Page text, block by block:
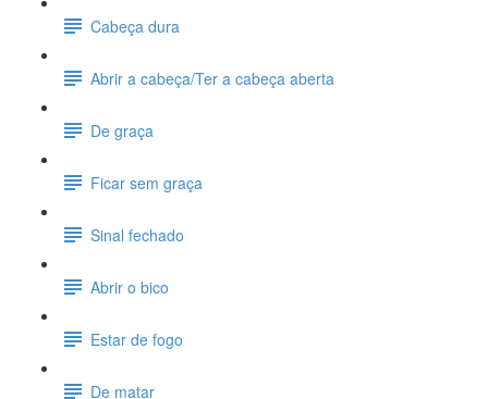
Cabeça dura
Abrir a cabeça/Ter a cabeça aberta
De graça
Ficar sem graça
Sinal fechado
Abrir o bico
Estar de fogo
De matar